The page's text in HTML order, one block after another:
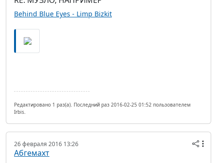
Behind Blue Eyes - Limp Bizkit
Редактировано 1 раз(а). Последний раз 2016-02-25 01:52 пользователем
Irbis.
26 февраля 2016 13:26
Абгемахт